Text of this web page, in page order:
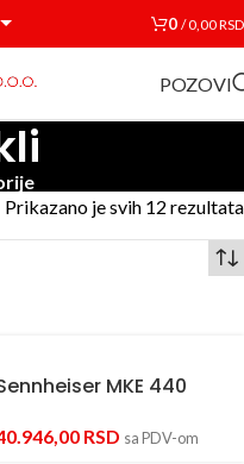
0 /0,00RSD
POZOVI
Prikazano je svih 12 rezultata
MKE 440
RSD sa PDV-om